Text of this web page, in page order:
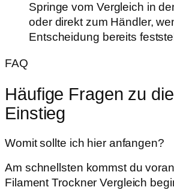
Springe vom Vergleich in
oder direkt zum Händler,
Entscheidung bereits
FAQ
Häufige Fragen zu
Einstieg
Womit sollte ich hier anfangen?
Am schnellsten kommst du
Filament Trockner Vergleich